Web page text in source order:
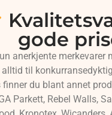
gode
anerkjente merkevarer
alltid til
finner du blant annet
Parkett, Rebel Walls,